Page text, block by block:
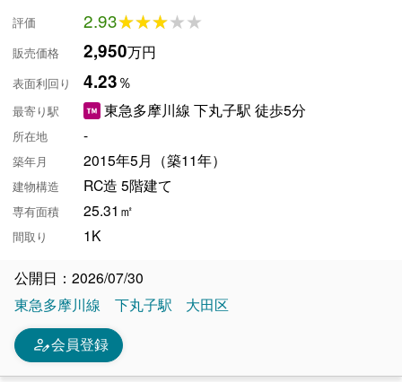
評価 2.93★★★★★
★★★★★
販売価格 2,950万円
表面利回り 4.23％
最寄り駅 東急多摩川線 下丸子駅 徒歩5分
所在地 -
築年月 2015年5月（築11年）
建物構造 RC造 5階建て
専有面積 25.31㎡
間取り 1K
公開日：2026/07/30
東急多摩川線
下丸子駅 大田区
person_edit会員登録